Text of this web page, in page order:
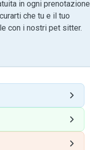
in ogni prenotazione
che tu e il tuo
con i nostri pet sitter.